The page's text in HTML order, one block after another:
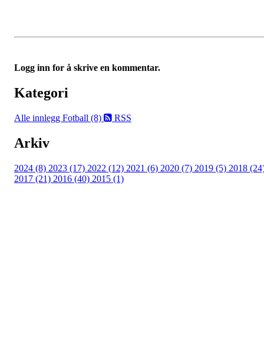
Logg inn for å skrive en kommentar.
Kategori
Alle innlegg Fotball (8) RSS
Arkiv
2024 (8) 2023 (17) 2022 (12) 2021 (6) 2020 (7) 2019 (5) 2018
2017 (21) 2016 (40) 2015 (1)